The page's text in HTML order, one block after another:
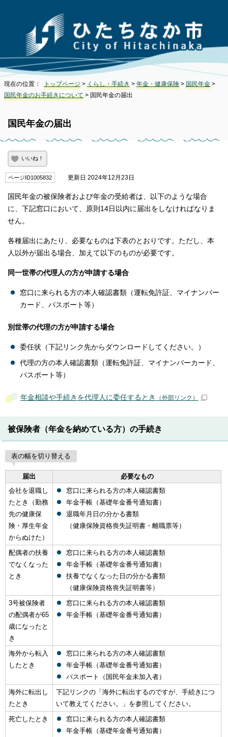
現在の位置： トップページ > くらし・手続き > 年金・健康保険 > 国民年金 >
国民年金のお手続きについて > 国民年金の届出
国民年金の届出
いいね！
ページID1005832 更新日 2024年12月23日
国民年金の被保険者および年金の受給者は、以下のような場合
に、下記窓口において、原則14日以内に届出をしなければなりま
せん。
各種届出にあたり、必要なものは下表のとおりです。ただし、本
人以外が届出る場合、加えて以下のものが必要です。
同一世帯の代理人の方が申請する場合
窓口に来られる方の本人確認書類（運転免許証、マイナンバー
カード、パスポート等）
別世帯の代理の方が申請する場合
委任状（下記リンク先からダウンロードしてください。）
代理の方の本人確認書類（運転免許証、マイナンバーカード、
パスポート等）
年金相談や手続きを代理人に委任するとき （外部リンク）
被保険者（年金を納めている方）の手続き
表の幅を切り替える
届出
必要なもの
会社を退職し
たとき（勤務
先の健康保
険・厚生年金
からぬけた）
窓口に来られる方の本人確認書類
年金手帳（基礎年金番号通知書）
退職年月日の分かる書類
（健康保険資格喪失証明書・離職票等）
配偶者の扶養
でなくなった
とき
窓口に来られる方の本人確認書類
年金手帳（基礎年金番号通知書）
扶養でなくなった日の分かる書類
（健康保険資格喪失証明書等）
3号被保険者
の配偶者が65
歳になったと
き
窓口に来られる方の本人確認書類
年金手帳（基礎年金番号通知書）
海外から転入
したとき
窓口に来られる方の本人確認書類
年金手帳（基礎年金番号通知書）
パスポート（国民年金未加入者）
海外に転出し
たとき
下記リンクの「海外に転出するのですが、手続きにつ
いて教えてください。」を参照してください。
死亡したとき
窓口に来られる方の本人確認書類
年金手帳（基礎年金番号通知書）